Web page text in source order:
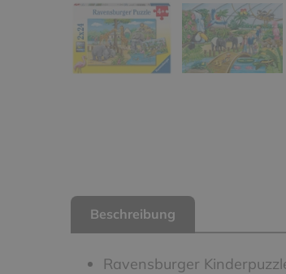
Beschreibung
Ravensburger